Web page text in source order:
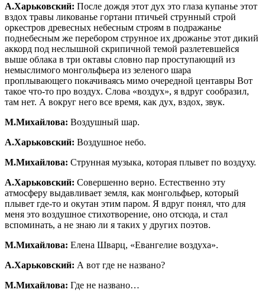
А.Харьковский: После дождя этот дух это глаза купанье этот
вздох травы ликованье гортани птичьей струнный строй
оркестров древесных небесным строям в подражанье
поднебесным же перебором струнное их дрожанье этот дикий
аккорд под неслышной скрипичной темой разлетевшейся
выше облака в три октавы словно пар проступающий из
немыслимого монгольфьера из зеленого шара
проплывающего покачиваясь мимо очередной центавры Вот
такое что-то про воздух. Слова «воздух», я вдруг сообразил,
там нет. А вокруг него все время, как дух, вздох, звук.
М.Михайлова: Воздушный шар.
А.Харьковский: Воздушное небо.
М.Михайлова: Струнная музыка, которая плывет по воздуху.
А.Харьковский: Совершенно верно. Естественно эту
атмосферу выдавливает земля, как монгольфьер, который
плывет где-то и окутан этим паром. Я вдруг понял, что для
меня это воздушное стихотворение, оно отсюда, и стал
вспоминать, а не знаю ли я таких у других поэтов.
М.Михайлова: Елена Шварц, «Евангелие воздуха».
А.Харьковский: А вот где не названо?
М.Михайлова: Где не названо…